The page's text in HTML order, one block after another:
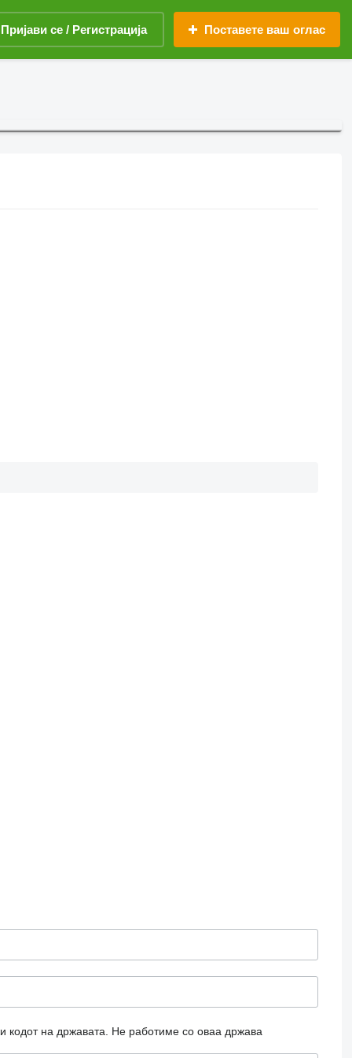
Пријави се / Регистрација Поставете ваш оглас
кодот на државата. Не работиме со оваа држава